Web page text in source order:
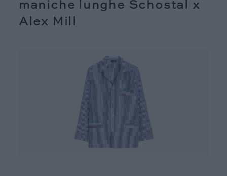
maniche lunghe Schostal x
Alex Mill